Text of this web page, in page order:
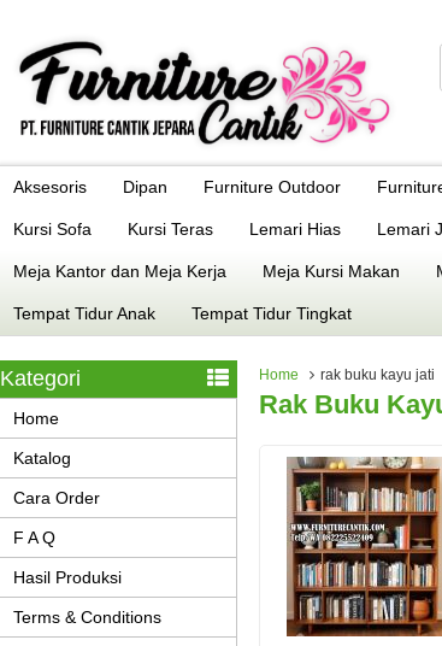
Aksesoris Dipan Furniture Outdoor
Kursi Sofa Kursi Teras Lemari Hias Lemari
Meja Kantor dan Meja Kerja Meja Kursi Makan
Tempat Tidur Anak Tempat Tidur Tingkat
Home rak buku kayu jati
Rak Buku
Kategori
Home
Katalog
Cara Order
F A Q
Hasil Produksi
Terms & Conditions